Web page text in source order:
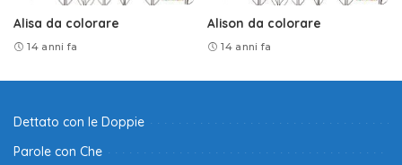
Alisa da colorare
14 anni fa
Alison da colorare
14 anni fa
Dettato con le Doppie
Parole con Che